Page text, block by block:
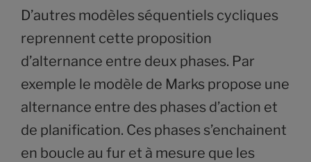
D’autres modèles séquentiels cycliques
reprennent cette proposition
d’alternance entre deux phases. Par
exemple le modèle de Marks propose une
alternance entre des phases d’action et
de planification. Ces phases s’enchainent
en boucle au fur et à mesure que les